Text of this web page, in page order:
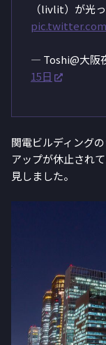
（livlit）が光
— Toshi@大阪
15日
関電ビルディング
アップが休止され
見しました。